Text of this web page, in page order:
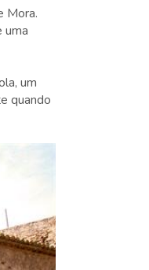
Mora.
uma
um
quando